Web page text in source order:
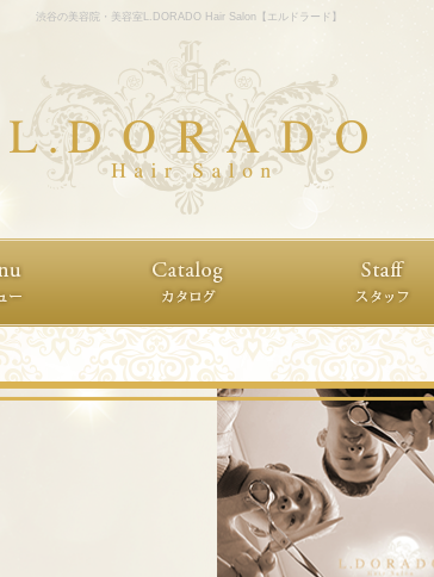
渋谷の美容院・美容室L.DORADO Hair Salon【エルドラード】